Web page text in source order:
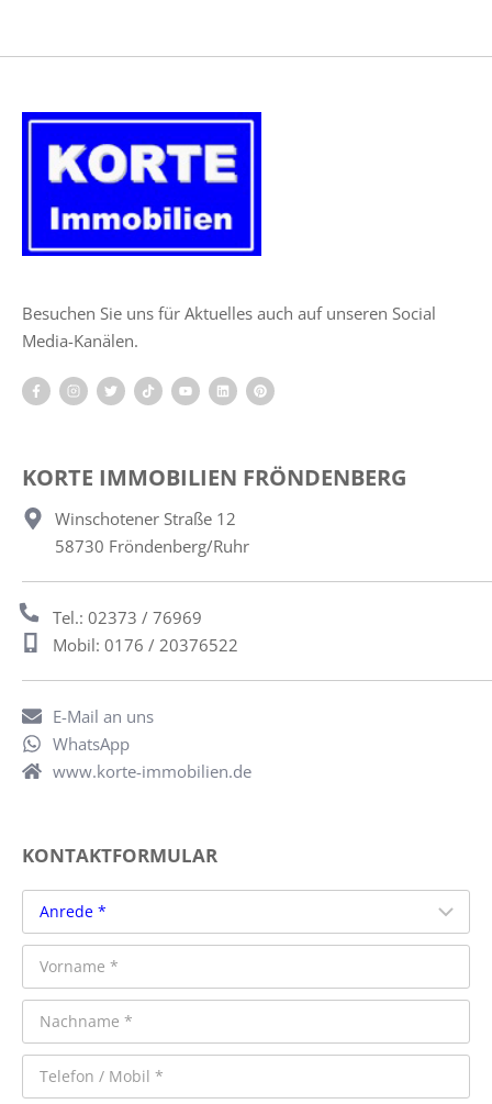
Besuchen Sie uns für Aktuelles auch auf unseren Social
Media-Kanälen.
KORTE IMMOBILIEN FRÖNDENBERG
Winschotener Straße 12
58730 Fröndenberg/Ruhr
Tel.: 02373 / 76969
Mobil: 0176 / 20376522
E-Mail an uns
WhatsApp
www.korte-immobilien.de
KONTAKTFORMULAR